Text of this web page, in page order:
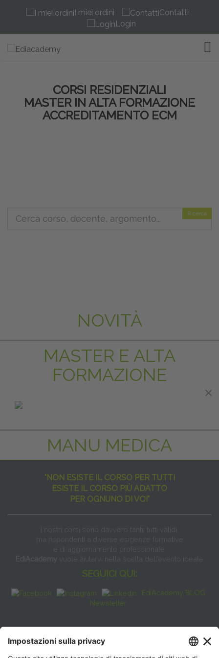
I miei ordini
Contatti
Login
CORSI RESIDENZIALI
MASTER IN ALTA FORMAZIONE
ACCREDITAMENTO ECM
Ricerca
NOVITÀ
MASTER E ALTA
FORMAZIONE
MANU MEDICA
"NON ESISTE IL CORSO PER TUTTI
ESISTE IL CORSO PIÙ ADATTO
PER OGNUNO DI VOI"
I nostri corsi sono davvero tanti, tutti validi
ma rispondenti a diverse esigenze formative
e di aggiornamento professionale.
EdiAcademy vuole aiutarvi nella scelta dell’evento ideale
SEGUICI QUI:
EdiAcademy BLOG
Newsletter
FAQ
×
×